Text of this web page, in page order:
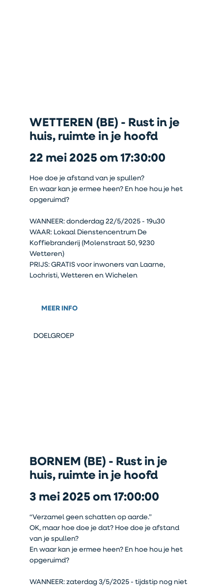
WETTEREN (BE) - Rust in je
huis, ruimte in je hoofd
22 mei 2025 om 17:30:00
Hoe doe je afstand van je spullen?
En waar kan je ermee heen? En hoe hou je het
opgeruimd?
WANNEER: donderdag 22/5/2025 - 19u30
WAAR: Lokaal Dienstencentrum De
Koffiebranderij (Molenstraat 50, 9230
Wetteren)
PRIJS: GRATIS voor inwoners van Laarne,
Lochristi, Wetteren en Wichelen
MEER INFO
DOELGROEP
BORNEM (BE) - Rust in je
huis, ruimte in je hoofd
3 mei 2025 om 17:00:00
“Verzamel geen schatten op aarde.”
OK, maar hoe doe je dat? Hoe doe je afstand
van je spullen?
En waar kan je ermee heen? En hoe hou je het
opgeruimd?
WANNEER: zaterdag 3/5/2025 - tijdstip nog niet